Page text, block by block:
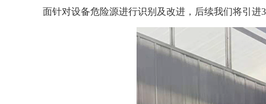
面针对设备危险源进行识别及改进，后续我们将引